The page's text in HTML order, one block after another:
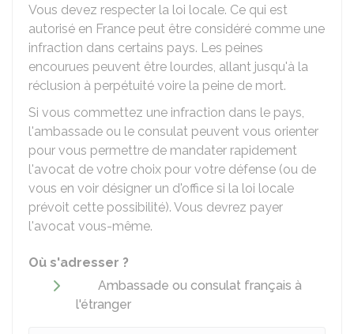
Vous devez respecter la loi locale. Ce qui est
autorisé en France peut être considéré comme une
infraction dans certains pays. Les peines
encourues peuvent être lourdes, allant jusqu'à la
réclusion à perpétuité voire la peine de mort.
Si vous commettez une infraction dans le pays,
l'ambassade ou le consulat peuvent vous orienter
pour vous permettre de mandater rapidement
l'avocat de votre choix pour votre défense (ou de
vous en voir désigner un d'office si la loi locale
prévoit cette possibilité). Vous devrez payer
l'avocat vous-même.
Où s'adresser ?
Ambassade ou consulat français à
l'étranger